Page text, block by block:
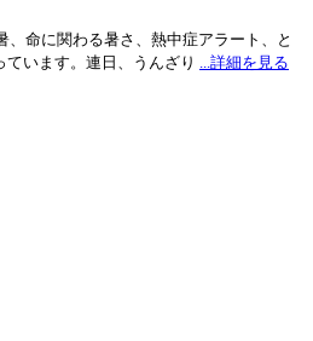
命に関わる暑さ、熱中症アラート、と
ています。連日、うんざり ...詳細を見る